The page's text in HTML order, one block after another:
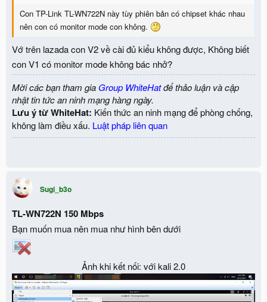
Con TP-Link TL-WN722N này tùy phiên bản có chipset khác nhau
nên con có monitor mode con không.
Vớ trên lazada con V2 về cài đủ kiểu không được, Không biết
con V1 có monitor mode không bác nhở?
Mời các bạn tham gia Group WhiteHatđể thảo luận và cập
nhật tin tức an ninh mạng hàng ngày.
Lưu ý từ WhiteHat: Kiến thức an ninh mạng để phòng chống,
không làm điều xấu. Luật pháp liên quan
Sugi_b3o
TL-WN722N 150 Mbps
Bạn muốn mua nên mua như hình bên dưới
Ảnh khi kết nối: với kali 2.0​